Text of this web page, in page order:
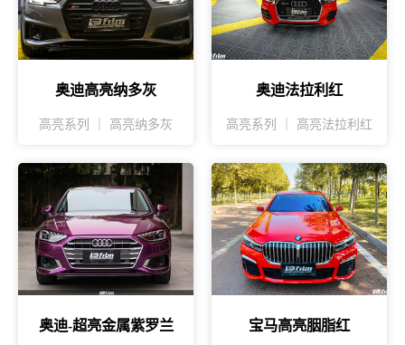
奥迪高亮纳多灰
高亮系列 ｜ 高亮纳多灰
奥迪法拉利红
高亮系列 ｜ 高亮法拉利红
奥迪-超亮金属紫罗兰 宝马高亮胭脂红